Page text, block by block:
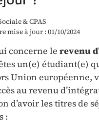
& CPAS
mise à jour : 01/10/2024
concerne le revenu
un(e) étudiant(e)
Union européenne,
au revenu
d’avoir les titres de
: